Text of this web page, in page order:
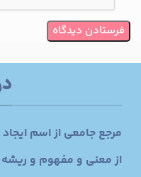
مرجع جامعی از اسم
از معنی و مفهوم و ریشه